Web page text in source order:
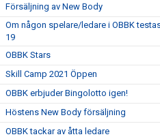
Försäljning av New Body
Om någon spelare/ledare i OBBK
19
OBBK Stars
Skill Camp 2021 Öppen
OBBK erbjuder Bingolotto igen!
Höstens New Body försäljning
OBBK tackar av åtta ledare